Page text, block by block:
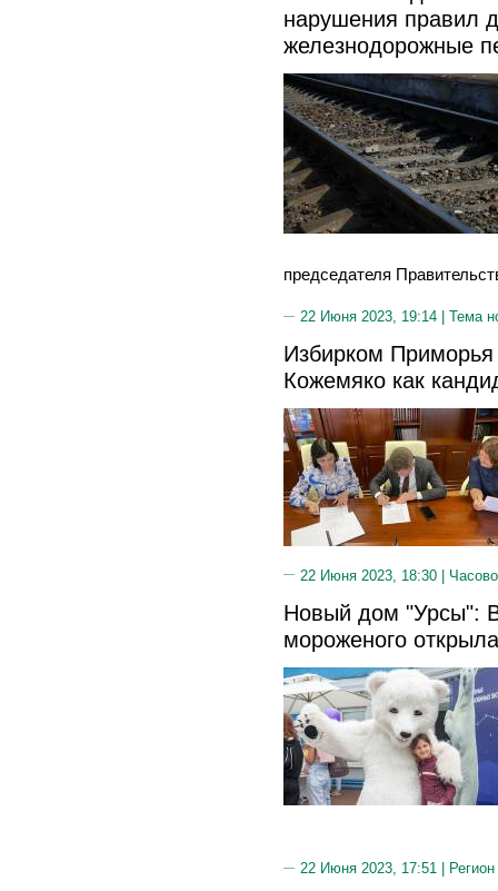
нарушения правил
железнодорожные
председателя
22 Июня 2023, 19:14 | Тема
Избирком Приморья
Кожемяко как
22 Июня 2023, 18:30 |
Новый дом "Урсы":
мороженого
22 Июня 2023, 17:51 |